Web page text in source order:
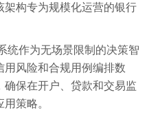
构专为规模化运营的银行
作为无场景限制的决策智
风险和合规用例编排数
保在开户、贷款和交易监
策略。